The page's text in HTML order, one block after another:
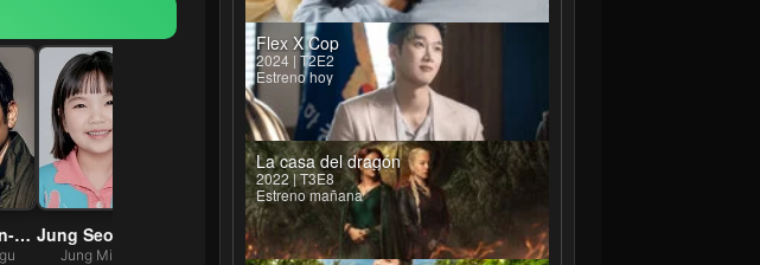
Jeong Man-sik
Jung Mi Ja
Lee Ji-hyeon
Jung Gyeong Mi
Go Joon Lee Ho-jung Kim Eung-soo
Jo Pan-yeol
Flex X Cop
2024 | T2E2
Estreno hoy
La casa del dragón
2022 | T3E8
Estreno mañana